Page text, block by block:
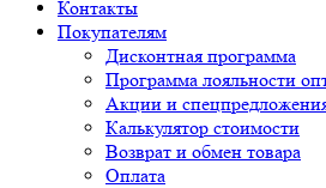
Контакты
Покупателям
Дисконтная программа
Программа лояльности
Акции и
Калькулятор стоимости
Возврат и обмен товара
Оплата